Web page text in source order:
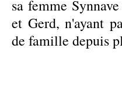
sa femme
et Gerd, n'ayant
de famille depuis